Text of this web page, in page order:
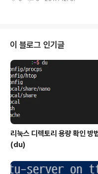
무상 보증으로 오랜 기간 안심하고
니다.▼ 제품 특징고효율 파워로
을 받았습니다.전원이 꺼진 후에도
터쿨링 기술이 적용되어 있습니다.
원 케이블을 포함해서 6개의 SATA
성되어 있습..
이 블로그 인기글
리눅스 디렉토리 용량 확인 방
(du)